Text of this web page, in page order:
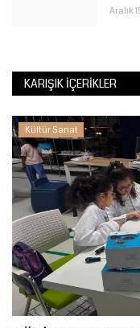
Aralık
KARIŞIK İÇERIKLER
Kültür Sanat